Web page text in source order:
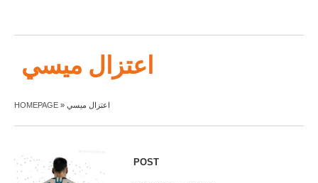
اعتزال ميسي
HOMEPAGE » اعتزال ميسي
POST